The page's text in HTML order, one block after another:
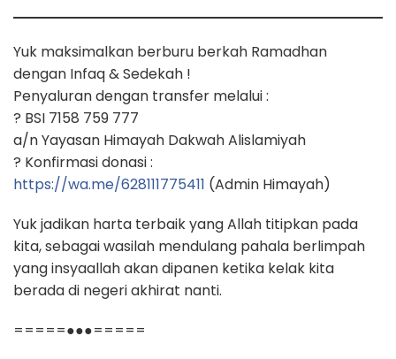
Yuk maksimalkan berburu berkah Ramadhan
dengan Infaq & Sedekah !
Penyaluran dengan transfer melalui :
? BSI 7158 759 777
a/n Yayasan Himayah Dakwah Alislamiyah
? Konfirmasi donasi :
https://wa.me/628111775411 (Admin Himayah)
Yuk jadikan harta terbaik yang Allah titipkan pada
kita, sebagai wasilah mendulang pahala berlimpah
yang insyaallah akan dipanen ketika kelak kita
berada di negeri akhirat nanti.
=====●●●=====